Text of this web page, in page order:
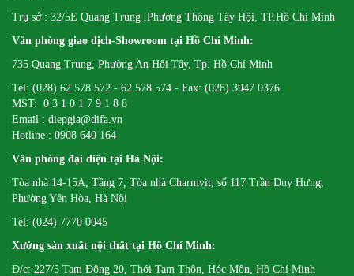
Trụ sở : 32/5E Quang Trung ,Phường Thông Tây Hội, TP.Hồ Chí Minh
Văn phòng giao dịch-Showroom tại Hồ Chí Minh:
735 Quang Trung, Phường An Hội Tây, Tp. Hồ Chí Minh
Tel: (028) 62 578 572 - 62 578 574 - Fax: (028) 3947 0376
MST: 0 3 1 0 1 7 9 1 8 8
Email : diepgia@difa.vn
Hotline : 0908 640 164
Văn phòng đại diện tại Hà Nội:
Tòa nhà 14-15A, Tầng 7, Tòa nhà Charmvit, số 117 Trần Duy Hưng,
Phường Yên Hòa, Hà Nội
Tel: (024) 7770 0045
Xưởng sản xuất nội thất tại Hồ Chí Minh:
Đ/c: 227/5 Tam Đông 20, Thới Tam Thôn, Hóc Môn, Hồ Chí Minh